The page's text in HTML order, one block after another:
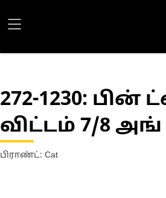
272-1230: பின்
விட்டம் 7/8 அங்
பிராண்ட்: Cat